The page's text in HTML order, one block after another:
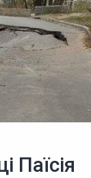
Паїсія